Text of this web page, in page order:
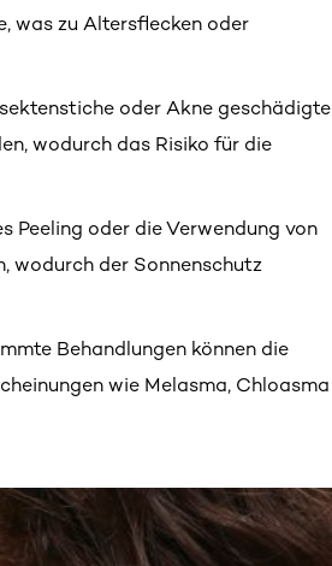
was zu Altersflecken oder
oder Akne geschädigte
wodurch das Risiko für die
Peeling oder die Verwendung von
wodurch der Sonnenschutz
Behandlungen können die
wie Melasma, Chloasma